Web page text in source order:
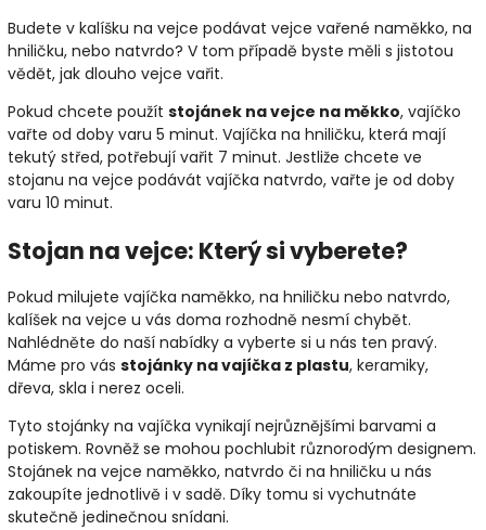
Budete v kalíšku na vejce podávat vejce vařené naměkko, na
hniličku, nebo natvrdo? V tom případě byste měli s jistotou
vědět, jak dlouho vejce vařit.
Pokud chcete použít stojánek na vejce na měkko, vajíčko
vařte od doby varu 5 minut. Vajíčka na hniličku, která mají
tekutý střed, potřebují vařit 7 minut. Jestliže chcete ve
stojanu na vejce podávát vajíčka natvrdo, vařte je od doby
varu 10 minut.
Stojan na vejce: Který si vyberete?
Pokud milujete vajíčka naměkko, na hniličku nebo natvrdo,
kalíšek na vejce u vás doma rozhodně nesmí chybět.
Nahlédněte do naší nabídky a vyberte si u nás ten pravý.
Máme pro vás stojánky na vajíčka z plastu, keramiky,
dřeva, skla i nerez oceli.
Tyto stojánky na vajíčka vynikají nejrůznějšími barvami a
potiskem. Rovněž se mohou pochlubit různorodým designem.
Stojánek na vejce naměkko, natvrdo či na hniličku u nás
zakoupíte jednotlivě i v sadě. Díky tomu si vychutnáte
skutečně jedinečnou snídani.